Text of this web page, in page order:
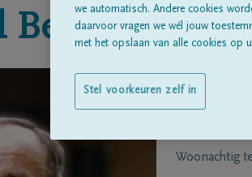
Beckers
Geboren te
Woonachtig te
we automatisch. Andere cookies
daarvoor vragen we wél jouw
met het opslaan van alle cookies op
Stel voorkeuren zelf in